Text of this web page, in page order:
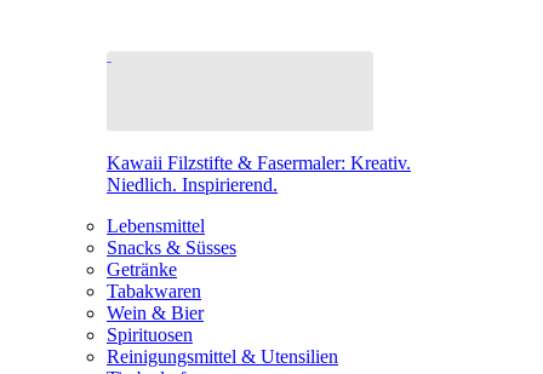
Kawaii Filzstifte & Fasermaler: Kreativ.
Niedlich. Inspirierend.
Lebensmittel
Snacks & Süsses
Getränke
Tabakwaren
Wein & Bier
Spirituosen
Reinigungsmittel & Utensilien